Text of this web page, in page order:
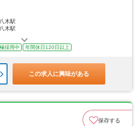
木駅
木駅
採用中 年間休日120日以上
この求人に興味がある
保存する